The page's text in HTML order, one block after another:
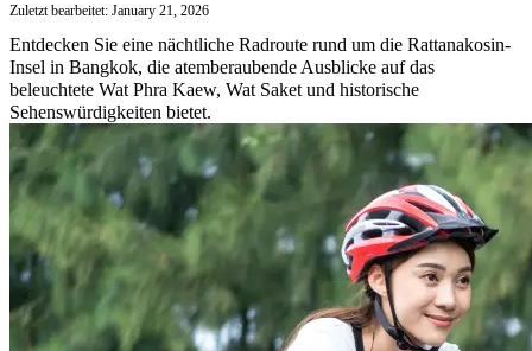
Zuletzt bearbeitet: January 21, 2026
Entdecken Sie eine nächtliche Radroute rund um die Rattanakosin-
Insel in Bangkok, die atemberaubende Ausblicke auf das
beleuchtete Wat Phra Kaew, Wat Saket und historische
Sehenswürdigkeiten bietet.